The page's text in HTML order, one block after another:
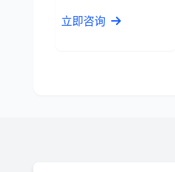
立即咨询